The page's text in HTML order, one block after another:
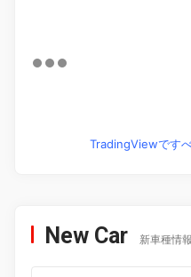
TradingViewです
New Car 新車種情報